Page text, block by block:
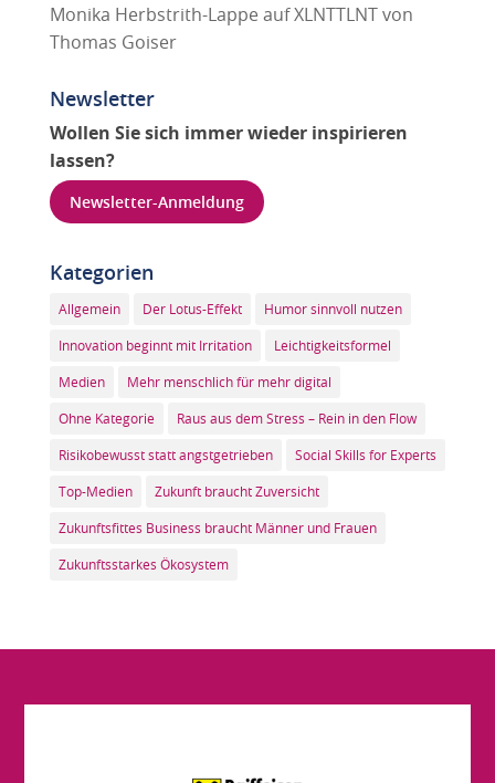
Monika Herbstrith-Lappe auf XLNTTLNT von
Thomas Goiser
Newsletter
Wollen Sie sich immer wieder inspirieren
lassen?
Newsletter-Anmeldung
Kategorien
Allgemein Der Lotus-Effekt Humor sinnvoll nutzen
Innovation beginnt mit Irritation Leichtigkeitsformel
Medien Mehr menschlich für mehr digital
Ohne Kategorie Raus aus dem Stress – Rein in den Flow
Risikobewusst statt angstgetrieben Social Skills for Experts
Top-Medien Zukunft braucht Zuversicht
Zukunftsfittes Business braucht Männer und Frauen
Zukunftsstarkes Ökosystem